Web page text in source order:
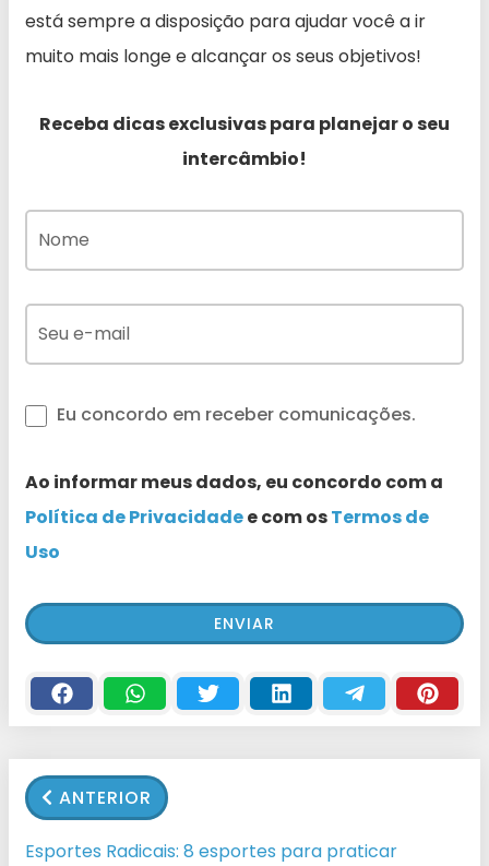
está sempre a disposição para ajudar você a ir
muito mais longe e alcançar os seus objetivos!
Receba dicas exclusivas para planejar o seu
intercâmbio!
Eu concordo em receber comunicações.
Ao informar meus dados, eu concordo com a
Política de Privacidadee com osTermos de
Uso
ANTERIOR
Esportes Radicais: 8 esportes para praticar